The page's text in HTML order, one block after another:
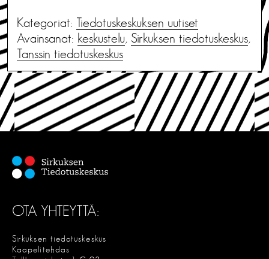
Kategoriat: Tiedotus­keskuksen uutiset
Avainsanat: keskustelu, Sirkuksen tiedotuskeskus,
Tanssin tiedotuskeskus
OTA YHTEYTTÄ:
Sirkuksen tiedotuskeskus
Kaapelitehdas